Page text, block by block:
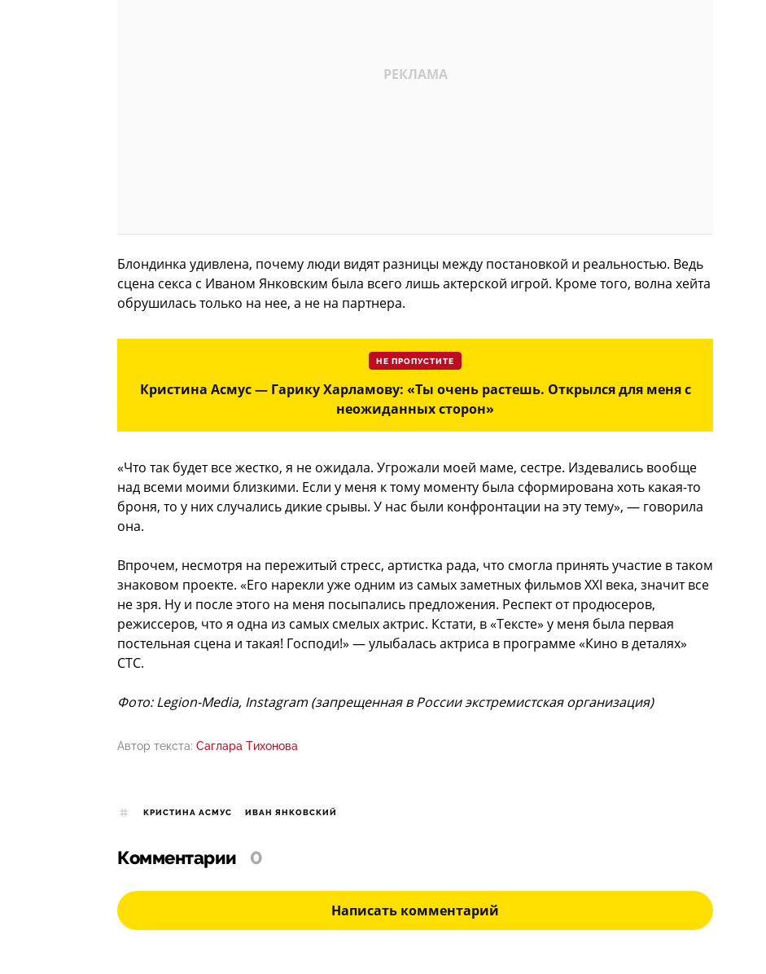
Блондинка удивлена, почему люди видят разницы между постановкой и реальностью. Ведь
сцена секса с Иваном Янковским была всего лишь актерской игрой. Кроме того, волна хейта
обрушилась только на нее, а не на партнера.
НЕ ПРОПУСТИТЕ
Кристина Асмус — Гарику Харламову: «Ты очень растешь. Открылся для меня с
неожиданных сторон»
«Что так будет все жестко, я не ожидала. Угрожали моей маме, сестре. Издевались вообще
над всеми моими близкими. Если у меня к тому моменту была сформирована хоть какая-то
броня, то у них случались дикие срывы. У нас были конфронтации на эту тему», — говорила
она.
Впрочем, несмотря на пережитый стресс, артистка рада, что смогла принять участие в таком
знаковом проекте. «Его нарекли уже одним из самых заметных фильмов XXI века, значит все
не зря. Ну и после этого на меня посыпались предложения. Респект от продюсеров,
режиссеров, что я одна из самых смелых актрис. Кстати, в «Тексте» у меня была первая
постельная сцена и такая! Господи!» — улыбалась актриса в программе «Кино в деталях»
СТС.
Фото: Legion-Media, Instagram (запрещенная в России экстремистская организация)
Автор текста: Саглара Тихонова
КРИСТИНА АСМУС ИВАН ЯНКОВСКИЙ
Комментарии 0
Написать комментарий